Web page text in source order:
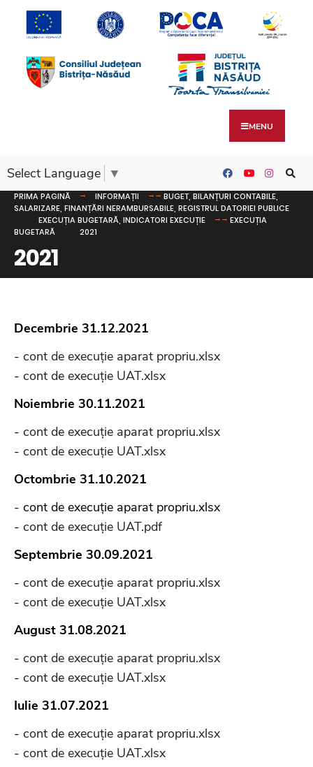
MENU
Select Language ▼
PRIMA PAGINĂ INFORMAȚII
BUGET, BILANȚURI CONTABILE,
SALARIZARE, FINANȚĂRI NERAMBURSABILE, REGISTRUL DATORIEI PUBLICE
EXECUȚIA BUGETARĂ, INDICATORI EXECUȚIE
EXECUȚIA
BUGETARĂ
2021
2021
Decembrie 31.12.2021
- cont de execuție aparat propriu.xlsx
- cont de execuție UAT.xlsx
Noiembrie 30.11.2021
- cont de execuție aparat propriu.xlsx
- cont de execuție UAT.xlsx
Octombrie 31.10.2021
- cont de execuție aparat propriu.xlsx
- cont de execuție UAT.pdf
Septembrie 30.09.2021
- cont de execuție aparat propriu.xlsx
- cont de execuție UAT.xlsx
August 31.08.2021
- cont de execuție aparat propriu.xlsx
- cont de execuție UAT.xlsx
Iulie 31.07.2021
- cont de execuție aparat propriu.xlsx
- cont de execuție UAT.xlsx